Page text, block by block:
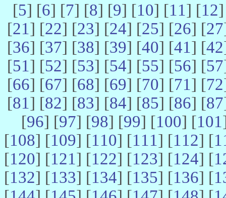
[5] [6] [7] [8] [9] [10] [11] [12
[21] [22] [23] [24] [25] [26] [27
[36] [37] [38] [39] [40] [41] [42
[51] [52] [53] [54] [55] [56] [57
[66] [67] [68] [69] [70] [71] [72
[81] [82] [83] [84] [85] [86] [87
[96] [97] [98] [99] [100] [101
[108] [109] [110] [111] [112] [
[120] [121] [122] [123] [124] [
[132] [133] [134] [135] [136] [